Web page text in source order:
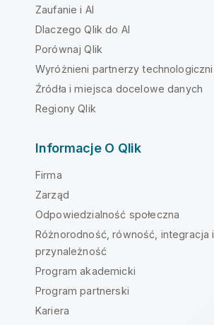
Zaufanie i AI
Dlaczego Qlik do AI
Porównaj Qlik
Wyróżnieni partnerzy technologiczni
Źródła i miejsca docelowe danych
Regiony Qlik
Informacje O Qlik
Firma
Zarząd
Odpowiedzialność społeczna
Różnorodność, równość, integracja i
przynależność
Program akademicki
Program partnerski
Kariera